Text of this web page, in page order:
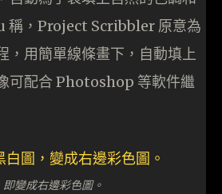
稱，Project Scribbler 原意為
，用簡單線條畫下，自動填上
可配合 Photoshop 等軟件繼
變成右邊彩色圖。